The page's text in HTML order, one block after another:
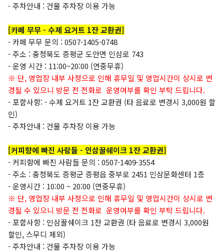
- 주차안내 : 건물 주차장 이용 가능
[카페 무무 - 수제 요거트 1잔 교환권]
- 카페 무무 문의 : 0507-1405-0748
- 주소 : 충청북도 증평군 도안면 인삼로 743
- 운영 시간 : 11:00~20:00 (연중무휴)
※ 단, 영업장 내부 사정으로 인해 휴무일 및 영업시간이 상시로 변
경될 수 있으니 방문 전 전화로 운영여부를 확인 부탁 드립니다.
- 포함사항: - 수제 요거트 1잔 교환권 (타 음료로 변경시 3,000원 할
인)
- 주차안내 : 건물 주차장 이용 가능
[커피향에 빠진 사람들 - 인삼꿀쉐이크 1잔 교환권]
- 커피향에 빠진 사람들 문의 : 0507-1409-3554
- 주소 : 충청북도 증평군 증평읍 중부로 2451 인삼문화센터 1층
- 운영시간 : 10:00 ~ 20:00 (연중무휴)
※ 단, 영업장 내부 사정으로 인해 휴무일 및 영업시간이 상시로 변
경될 수 있으니 방문 전 전화로 운영여부를 확인 부탁 드립니다.
-포함사항 : 인삼꿀쉐이크 1잔 교환권 (타 음료로 변경시 3,000원
할인, 스무디 제외)
- 주차안내 : 건물 주차장 이용 가능